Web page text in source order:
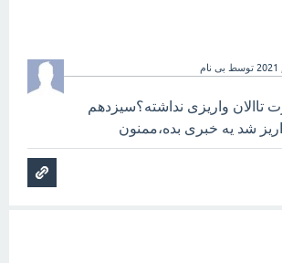
توسط بی نام
تاالان واریزی نداشته؟سیزدهم
شد یه خبری بده،ممنون